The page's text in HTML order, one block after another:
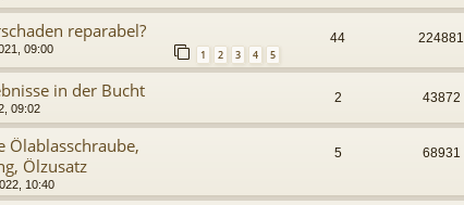
reparabel?
09:00 1 2 3 4 5
44 224881
in der Bucht
09:02
2 43872
Ölablasschraube,
Ölzusatz
10:40
5 68931